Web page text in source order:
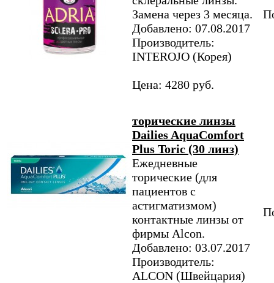
Замена через 3 месяца.
Добавлено: 07.08.2017
Производитель:
INTEROJO (Корея)
Цена: 4280 руб.
торические линзы
Dailies AquaComfort
Plus Toric (30 линз)
Ежедневные
торические (для
пациентов с
астигматизмом)
контактные линзы от
фирмы Alcon.
Добавлено: 03.07.2017
Производитель:
ALCON (Швейцария)